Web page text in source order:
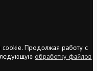
cookie. Продолжая работу с
обработку файлов